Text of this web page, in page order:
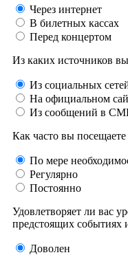
Через интернет
В билетных кассах
Перед концертом
Из каких источников
Из социальных
На официальном
Из сообщений в
Как часто вы
По мере
Регулярно
Постоянно
Удовлетворяет ли вас
предстоящих событиях
Доволен